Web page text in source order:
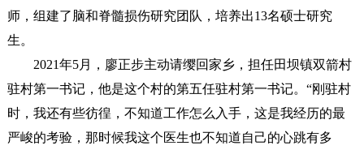
师，组建了脑和脊髓损伤研究团队，培养出13名硕士研究
生。
2021年5月，廖正步主动请缨回家乡，担任田坝镇双箭村
驻村第一书记，他是这个村的第五任驻村第一书记。“刚驻村
时，我还有些彷徨，不知道工作怎么入手，这是我经历的最
严峻的考验，那时候我这个医生也不知道自己的心跳有多